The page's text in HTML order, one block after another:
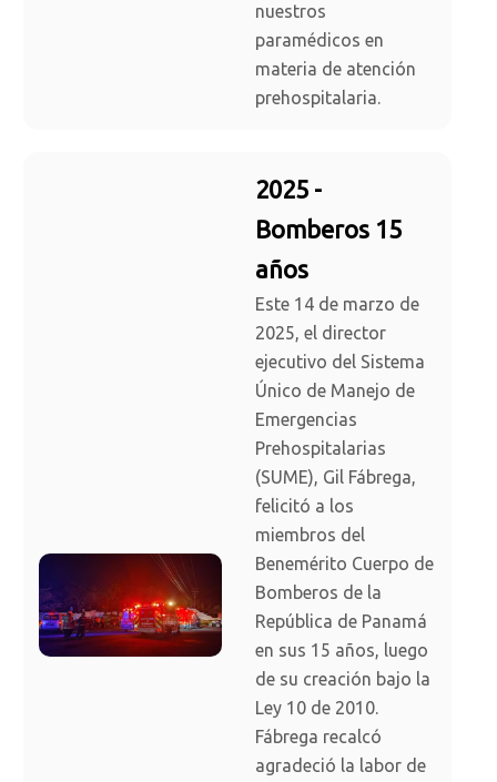
nuestros
paramédicos en
materia de atención
prehospitalaria.
2025 -
Bomberos 15
años
Este 14 de marzo de
2025, el director
ejecutivo del Sistema
Único de Manejo de
Emergencias
Prehospitalarias
(SUME), Gil Fábrega,
felicitó a los
miembros del
Benemérito Cuerpo de
Bomberos de la
República de Panamá
en sus 15 años, luego
de su creación bajo la
Ley 10 de 2010.
Fábrega recalcó
agradeció la labor de